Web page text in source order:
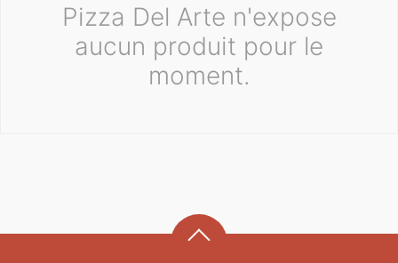
Pizza Del Arte n'expose
aucun produit pour le
moment.